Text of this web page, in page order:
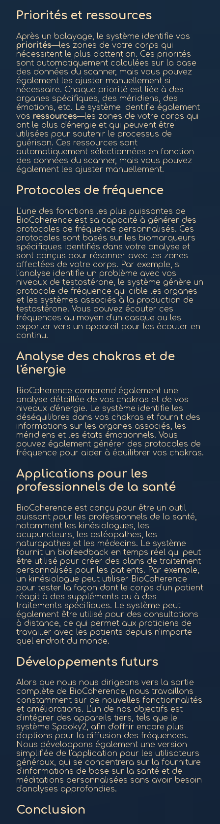
Priorités et ressources
Après un balayage, le système identifie vos
priorités—les zones de votre corps qui
nécessitent le plus d'attention. Ces priorités
sont automatiquement calculées sur la base
des données du scanner, mais vous pouvez
également les ajuster manuellement si
nécessaire. Chaque priorité est liée à des
organes spécifiques, des méridiens, des
émotions, etc. Le système identifie également
vos ressources—les zones de votre corps qui
ont le plus d'énergie et qui peuvent être
utilisées pour soutenir le processus de
guérison. Ces ressources sont
automatiquement sélectionnées en fonction
des données du scanner, mais vous pouvez
également les ajuster manuellement.
Protocoles de fréquence
L'une des fonctions les plus puissantes de
BioCoherence est sa capacité à générer des
protocoles de fréquence personnalisés. Ces
protocoles sont basés sur les biomarqueurs
spécifiques identifiés dans votre analyse et
sont conçus pour résonner avec les zones
affectées de votre corps. Par exemple, si
l'analyse identifie un problème avec vos
niveaux de testostérone, le système génère un
protocole de fréquence qui cible les organes
et les systèmes associés à la production de
testostérone. Vous pouvez écouter ces
fréquences au moyen d'un casque ou les
exporter vers un appareil pour les écouter en
continu.
Analyse des chakras et de
l'énergie
BioCoherence comprend également une
analyse détaillée de vos chakras et de vos
niveaux d'énergie. Le système identifie les
déséquilibres dans vos chakras et fournit des
informations sur les organes associés, les
méridiens et les états émotionnels. Vous
pouvez également générer des protocoles de
fréquence pour aider à équilibrer vos chakras.
Applications pour les
professionnels de la santé
BioCoherence est conçu pour être un outil
puissant pour les professionnels de la santé,
notamment les kinésiologues, les
acupuncteurs, les ostéopathes, les
naturopathes et les médecins. Le système
fournit un biofeedback en temps réel qui peut
être utilisé pour créer des plans de traitement
personnalisés pour les patients. Par exemple,
un kinésiologue peut utiliser BioCoherence
pour tester la façon dont le corps d'un patient
réagit à des suppléments ou à des
traitements spécifiques. Le système peut
également être utilisé pour des consultations
à distance, ce qui permet aux praticiens de
travailler avec les patients depuis n'importe
quel endroit du monde.
Développements futurs
Alors que nous nous dirigeons vers la sortie
complète de BioCoherence, nous travaillons
constamment sur de nouvelles fonctionnalités
et améliorations. L'un de nos objectifs est
d'intégrer des appareils tiers, tels que le
système Spooky2, afin d'offrir encore plus
d'options pour la diffusion des fréquences.
Nous développons également une version
simplifiée de l'application pour les utilisateurs
généraux, qui se concentrera sur la fourniture
d'informations de base sur la santé et de
méditations personnalisées sans avoir besoin
d'analyses approfondies.
Conclusion